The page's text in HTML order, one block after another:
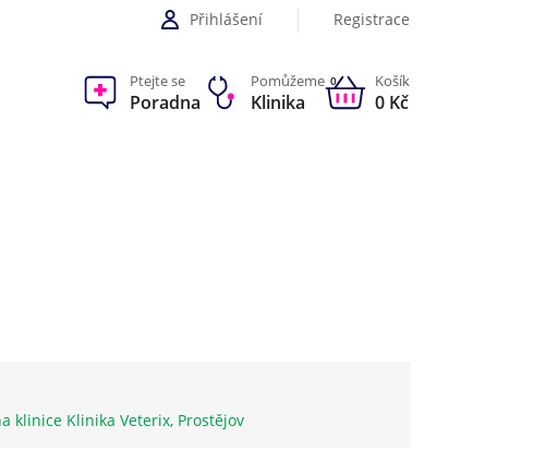
Přihlášení Registrace
Ptejte se
Poradna
Pomůžeme
Klinika
0 Košík
0 Kč
klinice Klinika Veterix, Prostějov